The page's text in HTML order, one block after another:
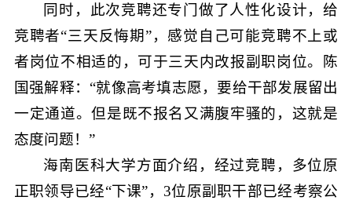
同时，此次竞聘还专门做了人性化设计，给
竞聘者“三天反悔期”，感觉自己可能竞聘不上或
者岗位不相适的，可于三天内改报副职岗位。陈
国强解释：“就像高考填志愿，要给干部发展留出
一定通道。但是既不报名又满腹牢骚的，这就是
态度问题！”
海南医科大学方面介绍，经过竞聘，多位原
正职领导已经“下课”，3位原副职干部已经考察公